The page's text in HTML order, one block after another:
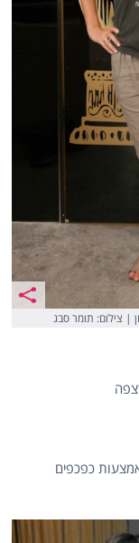
| צילום: תומר סבג
כפכפים